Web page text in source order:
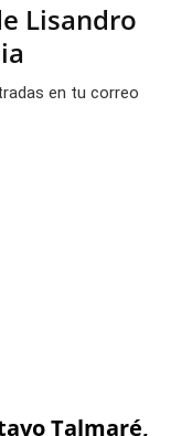
Lisandro
en tu correo
Talmaré,